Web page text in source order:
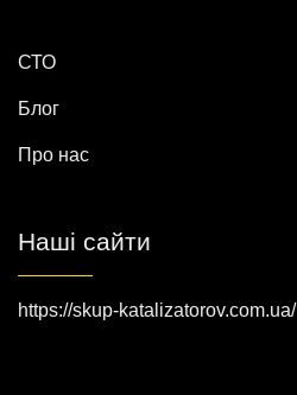
СТО
Блог
Про нас
Наші сайти
https://skup-katalizatorov.com.ua/